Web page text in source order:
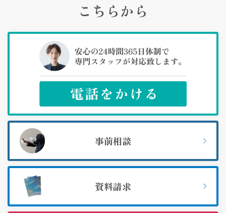
こちらから
事前相談
資料請求